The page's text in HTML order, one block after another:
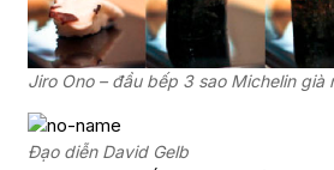
Jiro Ono – đầu bếp 3 sao Michelin già
Đạo diễn David Gelb